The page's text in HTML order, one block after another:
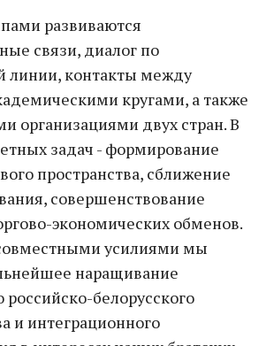
развиваются
связи, диалог по
линии, контакты между
кругами, а также
организациями двух стран. В
задач - формирование
пространства, сближение
совершенствование
экономических обменов.
усилиями мы
наращивание
российско-белорусского
и интеграционного